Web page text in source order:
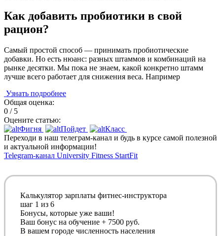
Как добавить пробиотики в свой
рацион?
Самый простой способ — принимать пробиотические
добавки. Но есть нюанс: разных штаммов и комбинаций на
рынке десятки. Мы пока не знаем, какой конкретно штамм
лучше всего работает для снижения веса. Например
Узнать подробнее
Общая оценка:
0 / 5
Оцените статью:
Фигня
Пойдет
Класс
Переходи в наш телеграм-канал и будь в курсе самой полезной
и актуальной информации!
Telegram-канал University Fitness StartFit
Калькулятор зарплаты фитнес-инструктора
шаг 1 из 6
Бонусы, которые уже ваши!
Ваш бонус на обучение + 7500 руб.
В вашем городе численность населения